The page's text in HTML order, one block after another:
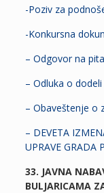
-Poziv za
-Konkursna
– Odgovor na
– Odluka o
– Obaveštenje o
– DEVETA
UPRAVE GRADA
33. JAVNA
BULJARICAMA